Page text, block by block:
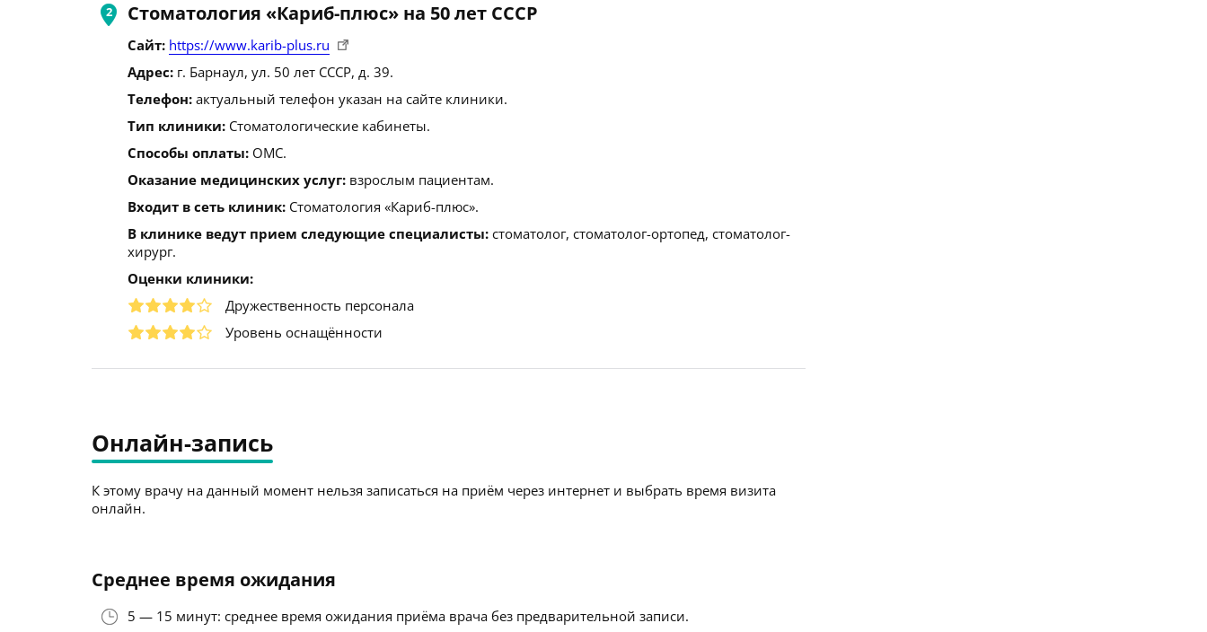
Стоматология «Кариб-плюс» на 50 лет СССР
Сайт: https://www.karib-plus.ru
Адрес: г. Барнаул, ул. 50 лет СССР, д. 39.
Телефон: актуальный телефон указан на сайте клиники.
Тип клиники: Стоматологические кабинеты.
Способы оплаты: ОМС.
Оказание медицинских услуг: взрослым пациентам.
Входит в сеть клиник: Стоматология «Кариб-плюс».
В клинике ведут прием следующие специалисты: стоматолог, стоматолог-ортопед, стоматолог-
хирург.
Оценки клиники:
Дружественность персонала
Уровень оснащённости
Онлайн-запись
К этому врачу на данный момент нельзя записаться на приём через интернет и выбрать время визита
онлайн.
Среднее время ожидания
5 — 15 минут: среднее время ожидания приёма врача без предварительной записи.